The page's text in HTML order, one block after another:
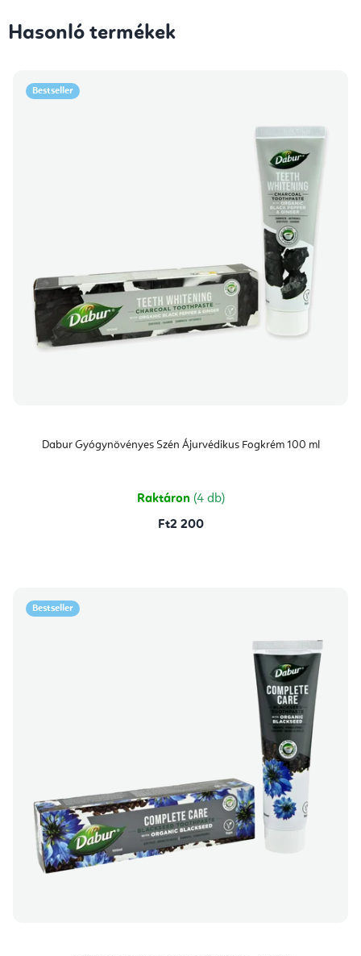
Hasonló termékek
Bestseller
Dabur Gyógynövényes Szén Ájurvédikus Fogkrém 100 ml
Raktáron (4 db)
Ft2 200
Bestseller